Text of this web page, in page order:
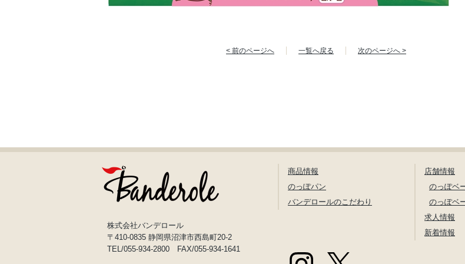
< 前のページへ 一覧へ戻る 次のページへ >
株式会社バンデロール
〒410-0835 静岡県沼津市西島町20-2
TEL/055-934-2800 FAX/055-934-1641
商品情報
のっぽパン
バンデロールのこだわり
店舗情報
のっぽベ
のっぽベ
求人情報
新着情報